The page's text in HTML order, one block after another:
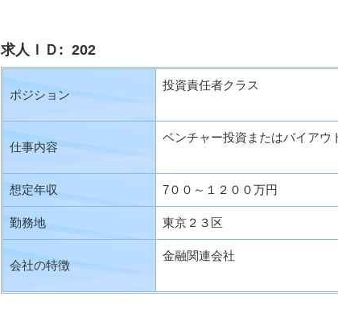
求人ＩＤ: 202
ポジション
投資責任者クラス
仕事内容
ベンチャー投資またはバイアウ
想定年収 7００～１２００万円
勤務地 東京２３区
会社の特徴
金融関連会社